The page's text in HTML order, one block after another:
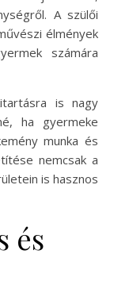
A szülői
élmények
számára
is nagy
ha gyermeke
munka és
nemcsak a
is hasznos
és